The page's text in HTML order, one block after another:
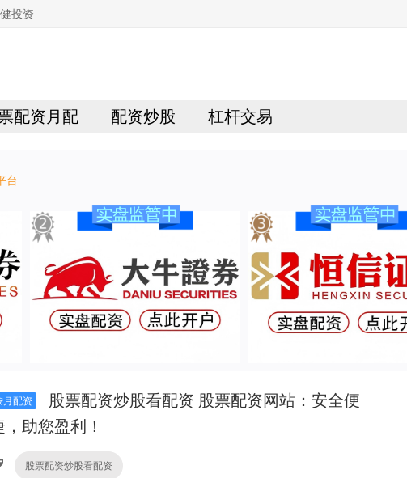
投资
配资月配 配资炒股 杠杆交易
台
月配资
股票配资炒股看配资 股票配资网站：安全便
，助您盈利！
股票配资炒股看配资